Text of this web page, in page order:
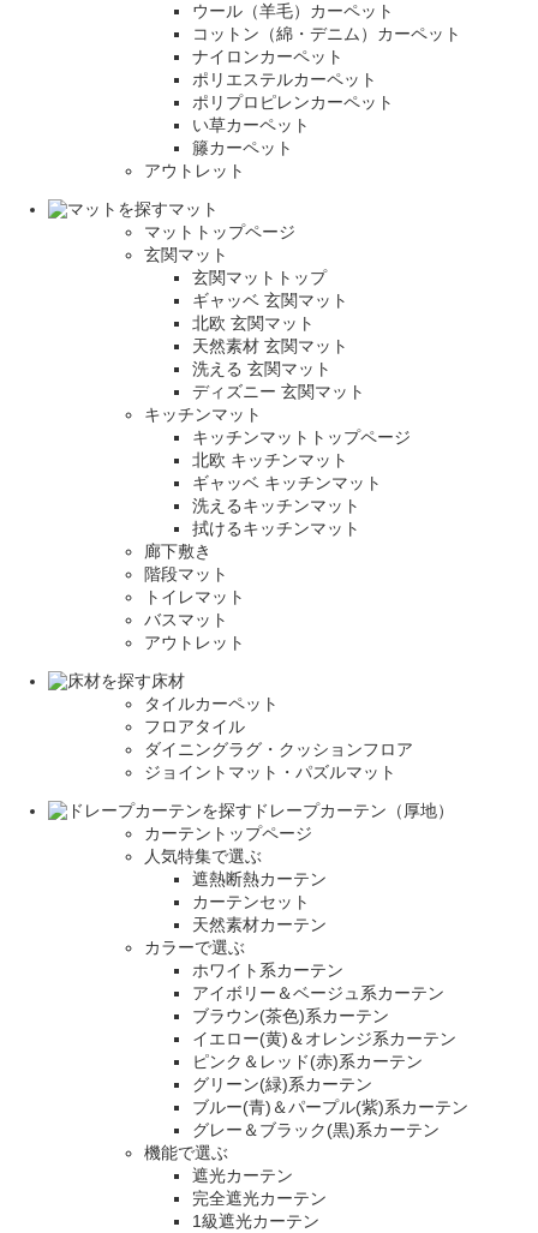
ウール（羊毛）カーペット
コットン（綿・デニム）カーペット
ナイロンカーペット
ポリエステルカーペット
ポリプロピレンカーペット
い草カーペット
籐カーペット
アウトレット
マット
マットトップページ
玄関マット
玄関マットトップ
ギャッベ 玄関マット
北欧 玄関マット
天然素材 玄関マット
洗える 玄関マット
ディズニー 玄関マット
キッチンマット
キッチンマットトップページ
北欧 キッチンマット
ギャッベ キッチンマット
洗えるキッチンマット
拭けるキッチンマット
廊下敷き
階段マット
トイレマット
バスマット
アウトレット
床材
タイルカーペット
フロアタイル
ダイニングラグ・クッションフロア
ジョイントマット・パズルマット
ドレープカーテン（厚地）
カーテントップページ
人気特集で選ぶ
遮熱断熱カーテン
カーテンセット
天然素材カーテン
カラーで選ぶ
ホワイト系カーテン
アイボリー＆ベージュ系カーテン
ブラウン(茶色)系カーテン
イエロー(黄)＆オレンジ系カーテン
ピンク＆レッド(赤)系カーテン
グリーン(緑)系カーテン
ブルー(青)＆パープル(紫)系カーテン
グレー＆ブラック(黒)系カーテン
機能で選ぶ
遮光カーテン
完全遮光カーテン
1級遮光カーテン